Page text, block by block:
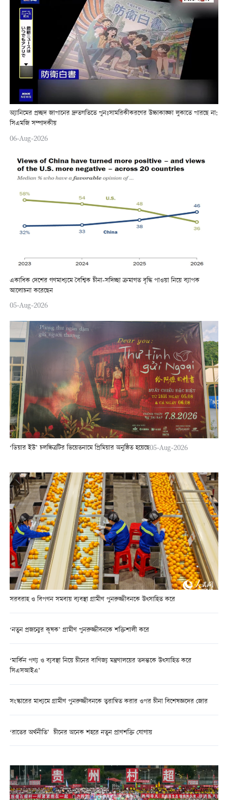
অ্যানিমের প্রচ্ছদ জাপানের দ্রুতগতিতে পুনঃসামরিকীকরণের উচ্চাকাঙ্ক্ষা লুকাতে পারছে না:
সিএমজি সম্পাদকীয়
06-Aug-2026
একাধিক দেশের গণমাধ্যমে বৈশ্বিক চীনা-সদিচ্ছা ক্রমাগত বৃদ্ধি পাওয়া নিয়ে ব্যাপক
আলোচনা করেছেন
05-Aug-2026
‘ডিয়ার ইউ’ চলচ্চিত্রটির ভিয়েতনামে প্রিমিয়ার অনুষ্ঠিত হয়েছে05-Aug-2026
সরবরাহ ও বিপণন সমবায় ব্যবস্থা গ্রামীণ পুনরুজ্জীবনকে উত্সাহিত করে
‘নতুন প্রজন্মের কৃষক’ গ্রামীণ পুনরুজ্জীবনকে শক্তিশালী করে
‘মার্কিন পণ্য ও ব্যবস্থা নিয়ে চীনের বাণিজ্য মন্ত্রণালয়ের তদন্তকে উত্সাহিত করে
সিএসআইএ’
সংস্কারের মাধ্যমে গ্রামীণ পুনরুজ্জীবনকে ত্বরান্বিত করার ওপর চীনা বিশেষজ্ঞদের জোর
‘রাতের অর্থনীতি’ চীনের অনেক শহরে নতুন প্রাণশক্তি যোগায়